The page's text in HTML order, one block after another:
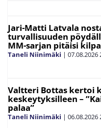
Jari-Matti Latvala
turvallisuuden
MM-sarjan pitäisi
Taneli Niinimäki | 07.08.2026
Valtteri Bottas kertoi
keskeytyksilleen –
palaa”
Taneli Niinimäki | 06.08.2026